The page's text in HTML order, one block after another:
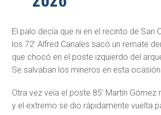
El palo decía que ni en el recinto de San
los 72’ Alfred Canales sacó un remate
que chocó en el poste izquierdo del
Se salvaban los mineros en esta
Otra vez veía el poste 85’ Martín Gómez
y el extremo se dio rápidamente vuelta